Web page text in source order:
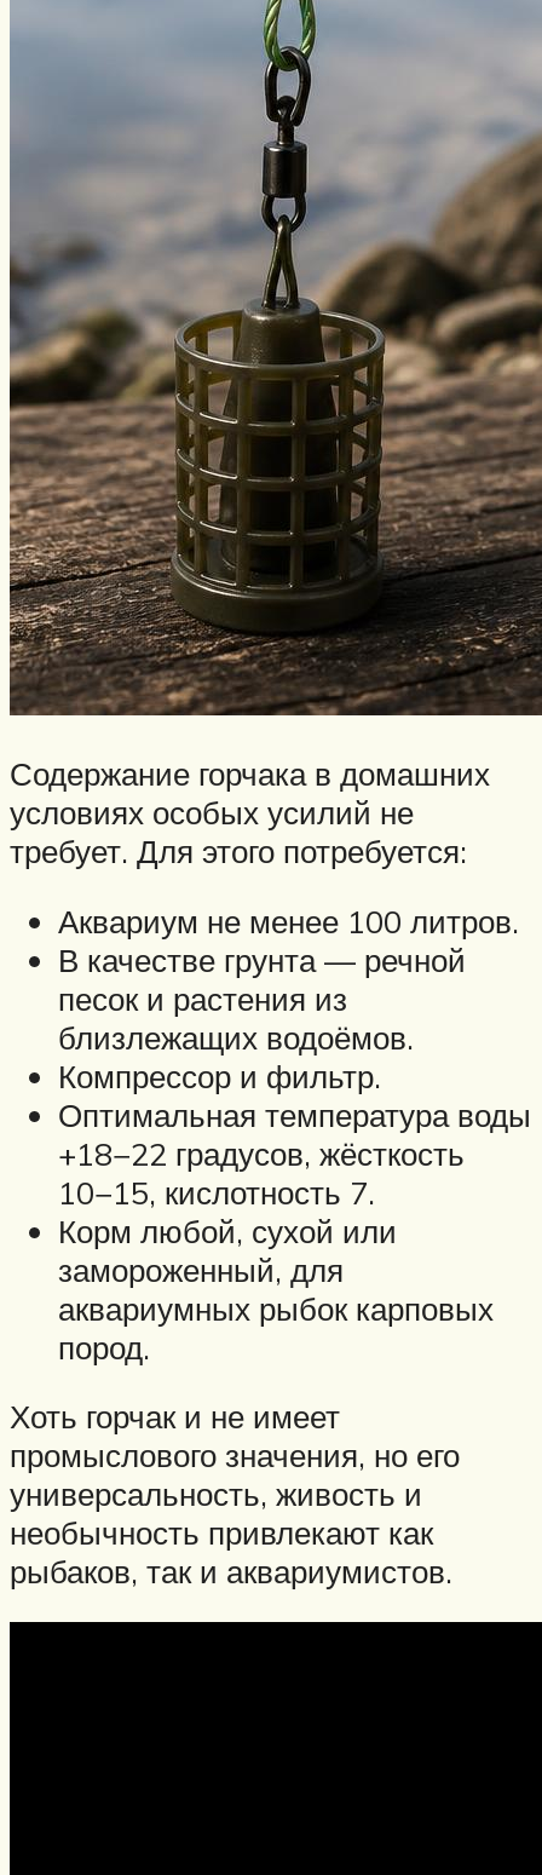
Содержание горчака в домашних
условиях особых усилий не
требует. Для этого потребуется:
Аквариум не менее 100 литров.
В качестве грунта — речной
песок и растения из
близлежащих водоёмов.
Компрессор и фильтр.
Оптимальная температура воды
+18−22 градусов, жёсткость
10−15, кислотность 7.
Корм любой, сухой или
замороженный, для
аквариумных рыбок карповых
пород.
Хоть горчак и не имеет
промыслового значения, но его
универсальность, живость и
необычность привлекают как
рыбаков, так и аквариумистов.